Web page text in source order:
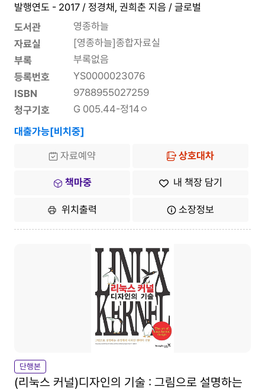
발행연도 - 2017 / 정경채, 권희춘 지음 / 글로벌
도서관
영종하늘
자료실
[영종하늘]종합자료실
부록
부록없음
등록번호
YS0000023076
ISBN
9788955027259
청구기호
G 005.44-정14ㅇ
대출가능[비치중]
자료예약 상호대차
책마중 내 책장 담기
위치출력 소장정보
단행본
(리눅스 커널)디자인의 기술 : 그림으로 설명하는